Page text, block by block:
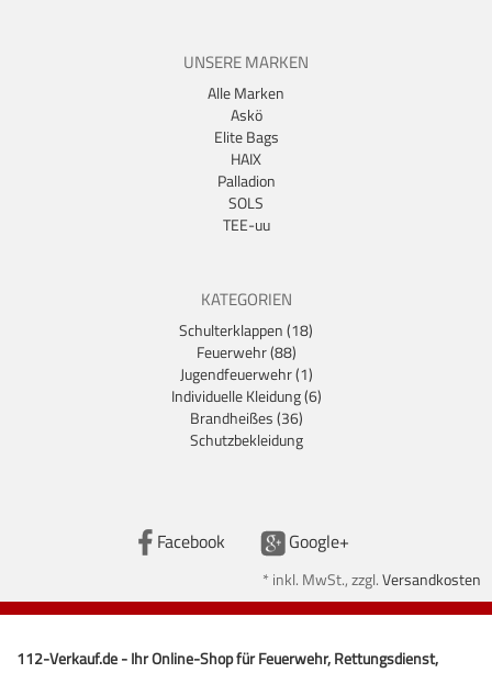
UNSERE MARKEN
Alle Marken
Askö
Elite Bags
HAIX
Palladion
SOLS
TEE-uu
KATEGORIEN
Schulterklappen (18)
Feuerwehr (88)
Jugendfeuerwehr (1)
Individuelle Kleidung (6)
Brandheißes (36)
Schutzbekleidung
Facebook Google+
* inkl. MwSt., zzgl.Versandkosten
112-Verkauf.de - Ihr Online-Shop für Feuerwehr, Rettungsdienst,